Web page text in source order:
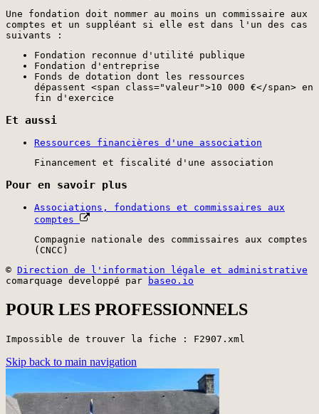
Une fondation doit nommer au moins un commissaire aux
comptes et un suppléant si elle est dans l'un des cas
suivants :
Fondation reconnue d'utilité publique
Fondation d'entreprise
Fonds de dotation dont les ressources
dépassent <span class="valeur">10 000 €</span> en
fin d'exercice
Et aussi
Ressources financières d'une association
Financement et fiscalité d'une association
Pour en savoir plus
Associations, fondations et commissaires aux
comptes
Compagnie nationale des commissaires aux comptes
(CNCC)
© Direction de l'information légale et administrative
comarquage developpé par
baseo.io
POUR LES PROFESSIONNELS
Impossible de trouver la fiche : F2907.xml
Skip back to main navigation